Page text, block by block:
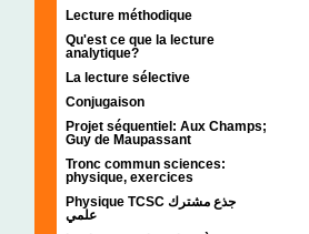
Lecture méthodique
Qu'est ce que la lecture
analytique?
La lecture sélective
Conjugaison
Projet séquentiel: Aux Champs;
Guy de Maupassant
Tronc commun sciences:
physique, exercices
Physique TCSC جذع مشترك
علمي